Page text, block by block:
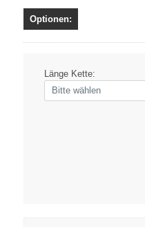
Optionen:
Länge Kette: